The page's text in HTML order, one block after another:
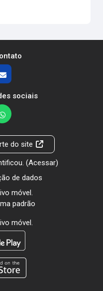
sociais
do site
(Acessar)
de dados
móvel.
padrão
móvel.